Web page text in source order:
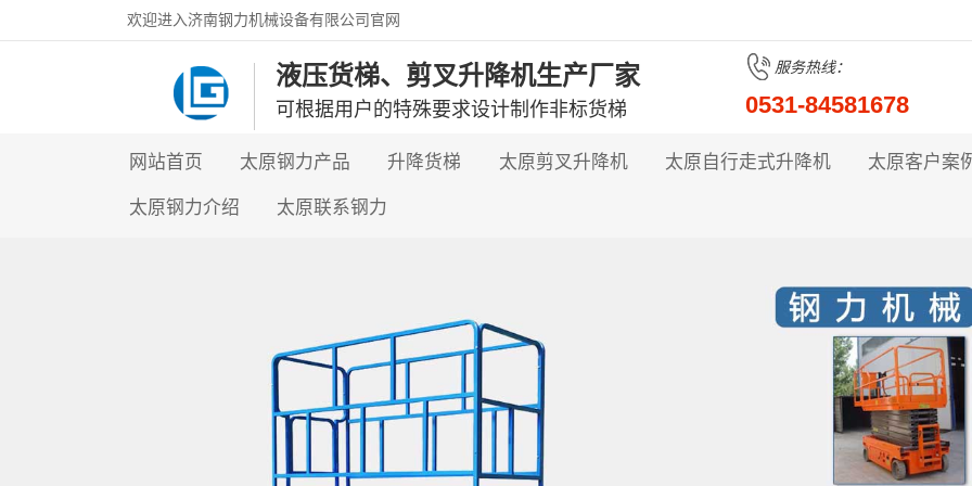
欢迎进入济南钢力机械设备有限公司官网
液压货梯、剪叉升降机生产厂家
可根据用户的特殊要求设计制作非标货梯
服务热线：
0531-84581678
网站首页 太原钢力产品 升降货梯 太原剪叉升降机 太原自行走式升降机 太原客户案
太原钢力介绍 太原联系钢力